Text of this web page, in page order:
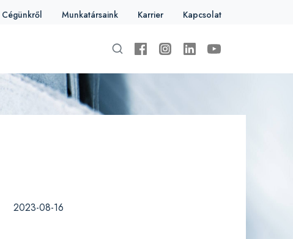
Cégünkről Munkatársaink Karrier Kapcsolat
2023-08-16